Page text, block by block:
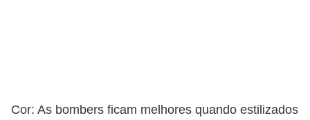
Cor: As bombers ficam melhores quando estilizados